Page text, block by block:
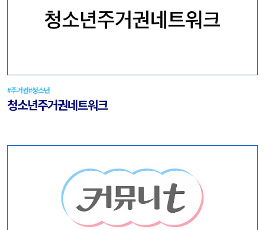
#주거권#청소년
청소년주거권네트워크